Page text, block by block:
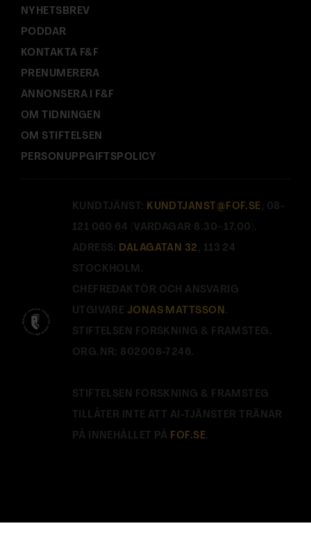
NYHETSBREV
PODDAR
KONTAKTA F&F
PRENUMERERA
ANNONSERA I F&F
OM TIDNINGEN
OM STIFTELSEN
PERSONUPPGIFTSPOLICY
KUNDTJÄNST: KUNDTJANST@FOF.SE , 08-
121 060 64 (VARDAGAR 8.30–17.00).
ADRESS: DALAGATAN 32 , 113 24
STOCKHOLM.
CHEFREDAKTÖR OCH ANSVARIG
UTGIVARE JONAS MATTSSON.
STIFTELSEN FORSKNING & FRAMSTEG.
ORG.NR: 802008-7246.
STIFTELSEN FORSKNING & FRAMSTEG
TILLÅTER INTE ATT AI-TJÄNSTER TRÄNAR
PÅ INNEHÅLLET PÅ FOF.SE.